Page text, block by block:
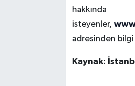
isteyenler,
adresinden bilgi
Kaynak: